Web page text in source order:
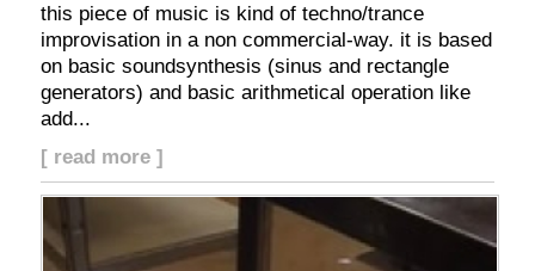
this piece of music is kind of techno/trance
improvisation in a non commercial-way. it is based
on basic soundsynthesis (sinus and rectangle
generators) and basic arithmetical operation like
add...
[ read more ]